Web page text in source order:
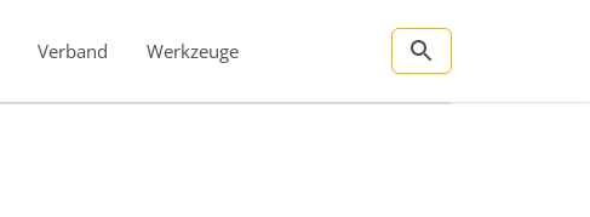
Verband Werkzeuge